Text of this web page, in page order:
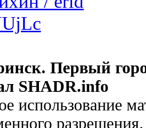
Первый
SHADR.info
использование